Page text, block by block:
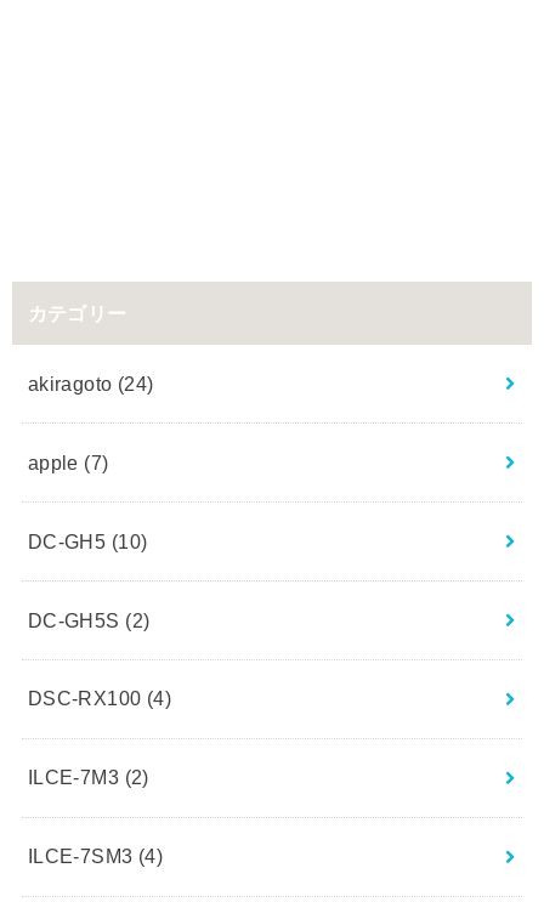
カテゴリー
akiragoto (24)
apple (7)
DC-GH5 (10)
DC-GH5S (2)
DSC-RX100 (4)
ILCE-7M3 (2)
ILCE-7SM3 (4)